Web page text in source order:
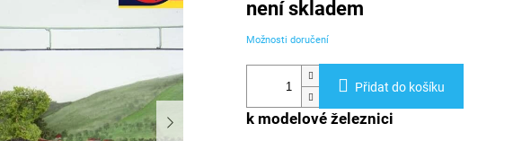
cena:
není skladem
Možnosti doručení
Přidat do košíku
k modelové železnici